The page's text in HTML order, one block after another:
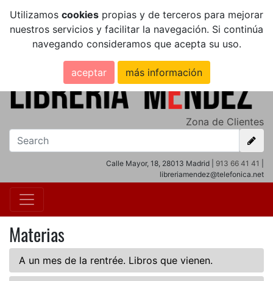
Utilizamos cookies propias y de terceros para mejorar
nuestros servicios y facilitar la navegación. Si continúa
navegando consideramos que acepta su uso.
aceptar más información
Zona de Clientes
Calle Mayor, 18, 28013 Madrid | 913 66 41 41
libreriamendez@telefonica.net
Materias
A un mes de la rentrée. Libros que vienen.